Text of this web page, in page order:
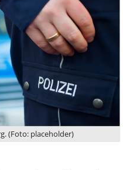
(Foto: placeholder)